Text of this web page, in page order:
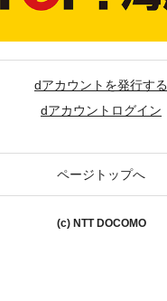
dアカウントを発行する
dアカウントログイン
ページトップへ
(c) NTT DOCOMO